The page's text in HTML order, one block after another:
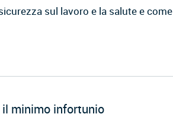
sul lavoro e la salute e come
minimo infortunio